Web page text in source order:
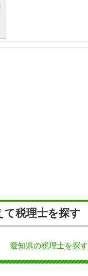
て税理士を探す
愛知県の税理士を探す